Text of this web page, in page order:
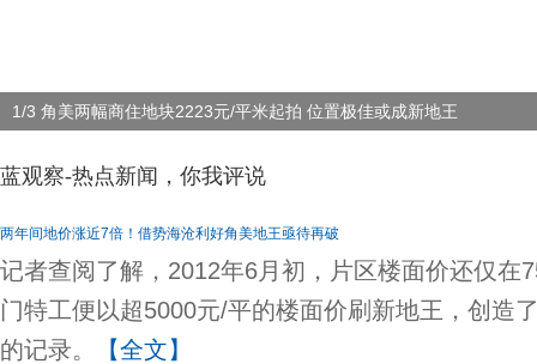
1/3 角美两幅商住地块2223元/平米起拍 位置极佳或成新地王
蓝观察-热点新闻，你我评说
两年间地价涨近7倍！借势海沧利好角美地王亟待再破
记者查阅了解，2012年6月初，片区楼面价还仅在
门特工便以超5000元/平的楼面价刷新地王，创造
的记录。
【全文】